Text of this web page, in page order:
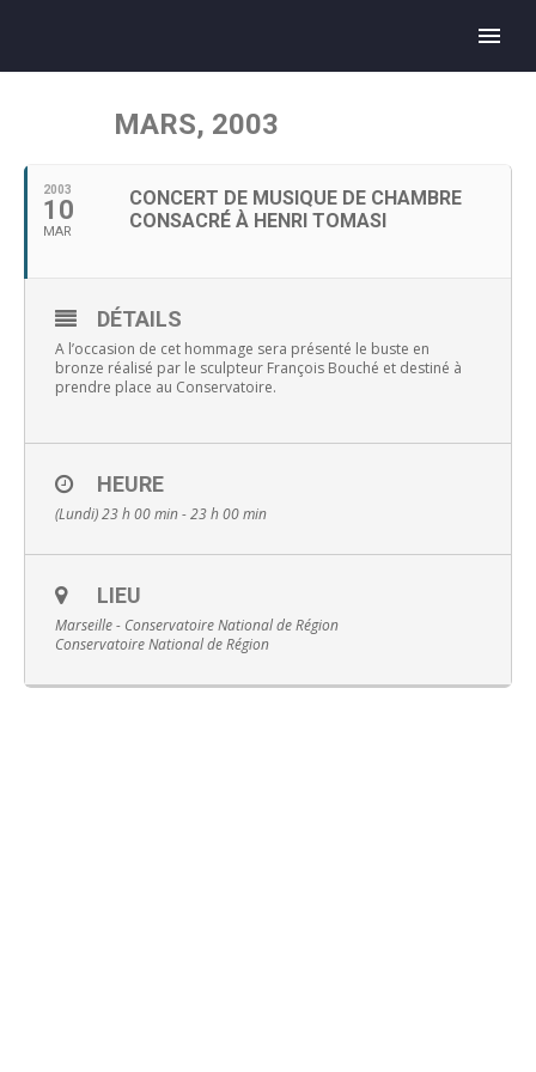
Français
MARS, 2003
2003
10
MAR
CONCERT DE MUSIQUE DE CHAMBRE
CONSACRÉ À HENRI TOMASI
DÉTAILS
A l’occasion de cet hommage sera présenté le buste en
bronze réalisé par le sculpteur François Bouché et destiné à
prendre place au Conservatoire.
HEURE
(Lundi) 23 h 00 min - 23 h 00 min
LIEU
Marseille - Conservatoire National de Région
Conservatoire National de Région